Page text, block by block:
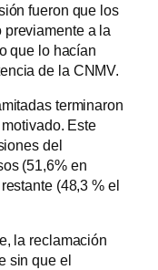
fueron que los
a la
que lo hacían
de la CNMV.
terminaron
Este
del
(51,6% en
(48,3 % el
la reclamación
sin que el